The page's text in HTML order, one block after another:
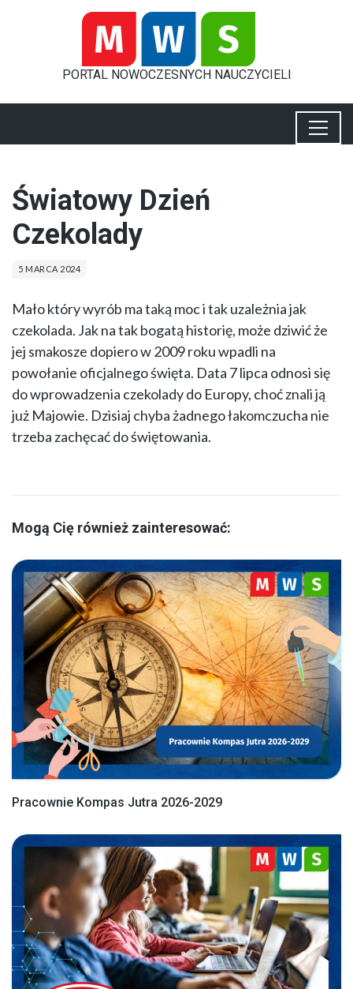
PORTAL NOWOCZESNYCH NAUCZYCIELI
Światowy Dzień
Czekolady
5 MARCA 2024
Mało który wyrób ma taką moc i tak uzależnia jak
czekolada. Jak na tak bogatą historię, może dziwić że
jej smakosze dopiero w 2009 roku wpadli na
powołanie oficjalnego święta. Data 7 lipca odnosi się
do wprowadzenia czekolady do Europy, choć znali ją
już Majowie. Dzisiaj chyba żadnego łakomczucha nie
trzeba zachęcać do świętowania.
Mogą Cię również zainteresować:
Pracownie Kompas Jutra 2026-2029